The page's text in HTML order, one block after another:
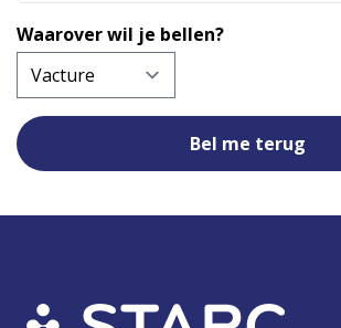
Waarover wil je bellen?